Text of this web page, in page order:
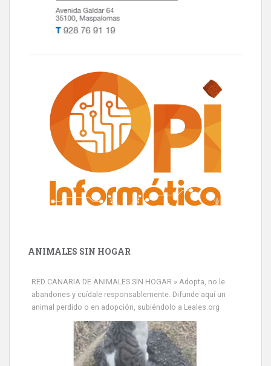
ANIMALES SIN HOGAR
RED CANARIA DE ANIMALES SIN HOGAR » Adopta, no le
abandones y cuídale responsablemente. Difunde aquí un
animal perdido o en adopción, subiéndolo a Leales.org